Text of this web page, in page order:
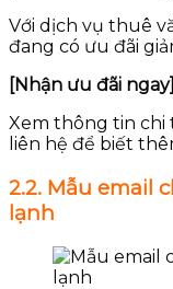
Với dịch vụ thuê
đang có ưu đãi
[Nhận ưu đãi ngay]
Xem thông tin chi
liên hệ để biết
2.2. Mẫu email
lạnh